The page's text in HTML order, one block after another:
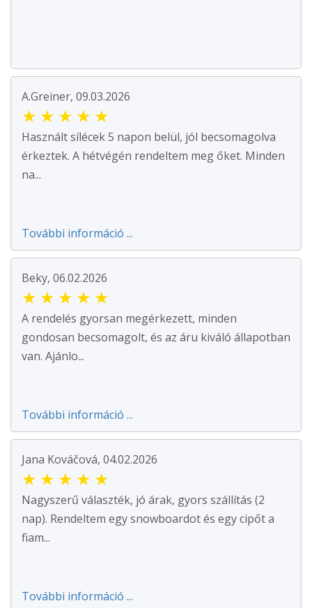
A.Greiner, 09.03.2026
★ ★ ★ ★ ★
Használt sílécek 5 napon belül, jól becsomagolva
érkeztek. A hétvégén rendeltem meg őket. Minden
na...
További információ ...
Beky, 06.02.2026
★ ★ ★ ★ ★
A rendelés gyorsan megérkezett, minden
gondosan becsomagolt, és az áru kiváló állapotban
van. Ajánlo...
További információ ...
Jana Kováčová, 04.02.2026
★ ★ ★ ★ ★
Nagyszerű választék, jó árak, gyors szállítás (2
nap). Rendeltem egy snowboardot és egy cipőt a
fiam...
További információ ...